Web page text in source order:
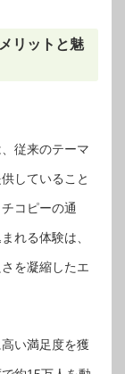
リットと魅
、従来のテーマ
していること
コピーの通
れる体験は、
を凝縮したエ
い満足度を獲